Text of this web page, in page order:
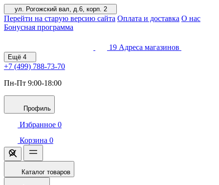
ул. Рогожский вал, д.6, корп. 2
Перейти на старую версию сайта Оплата и доставка О нас
Бонусная программа
19 Адреса магазинов
Ещё 4
+7 (499) 788-73-70
Пн-Пт 9:00-18:00
Профиль
Избранное 0
Корзина 0
Каталог товаров